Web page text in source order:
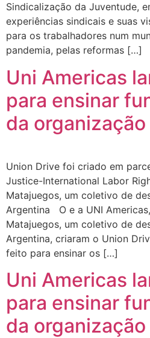
Sindicalização da Juventude,
experiências sindicais e suas
para os trabalhadores num
pandemia, pelas reformas […]
Uni Americas
para ensinar
da
Union Drive foi criado em
Justice-International Labor
Matajuegos, um coletivo de
Argentina O e a UNI
Matajuegos, um coletivo de
Argentina, criaram o Union
feito para ensinar os […]
Uni Americas
para ensinar
da